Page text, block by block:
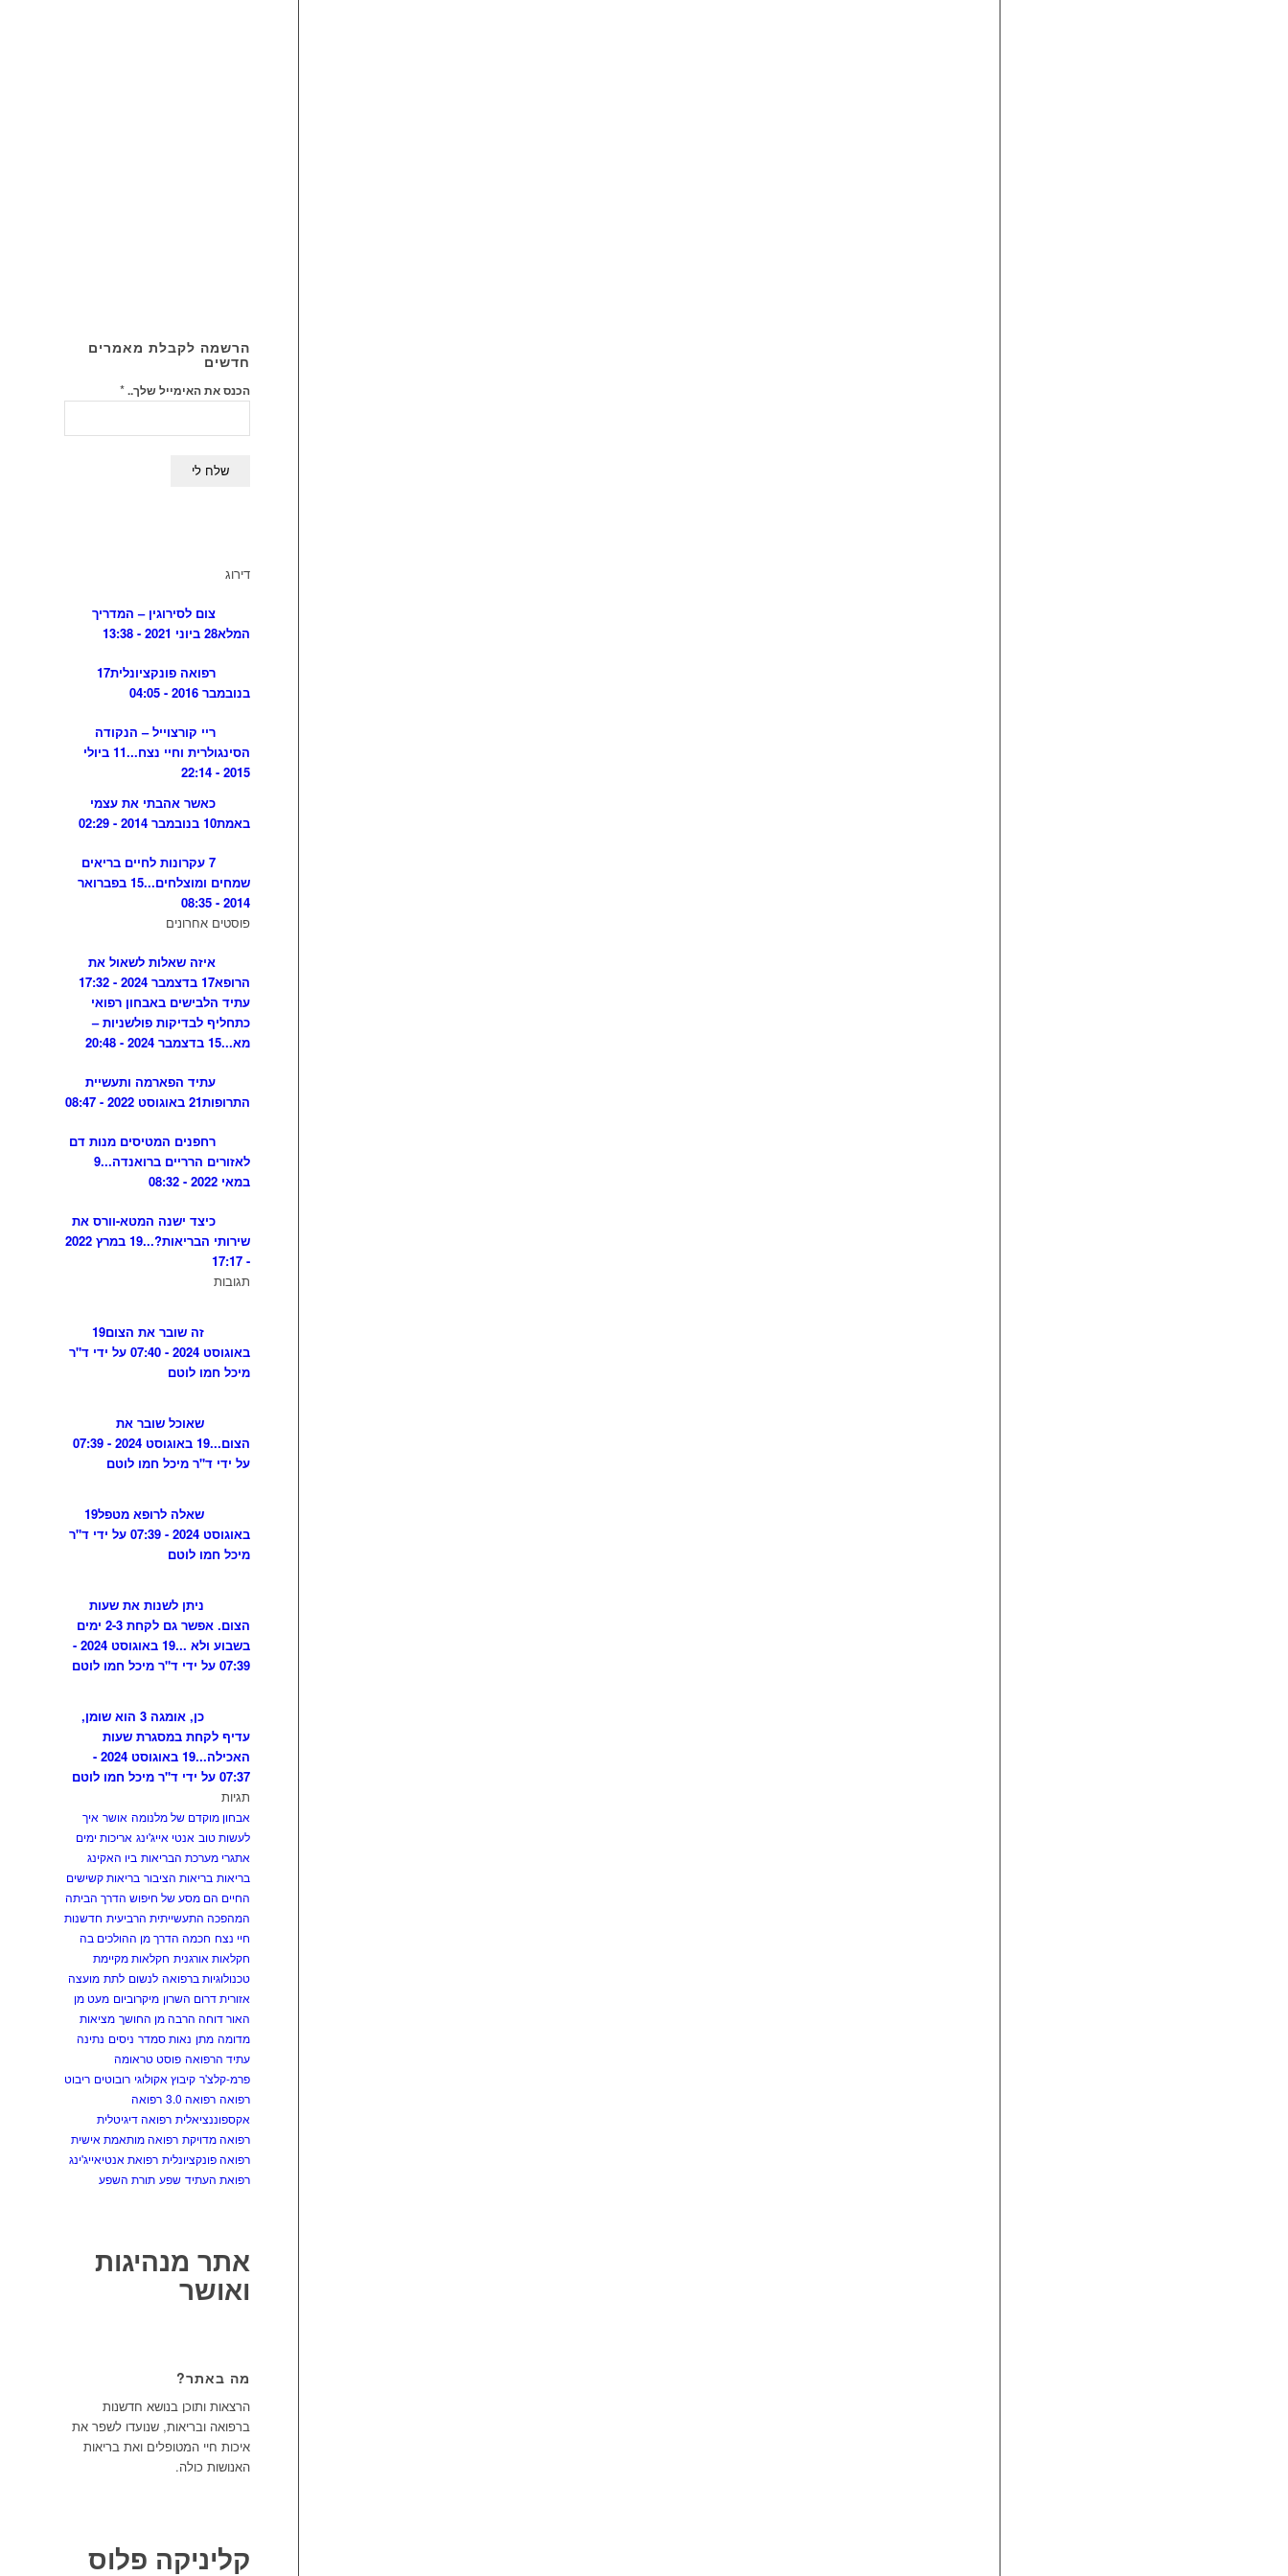
הרשמה לקבלת מאמרים
חדשים
הכנס את האימייל שלך..*
דירוג
צום לסירוגין – המדריך
המלא28 ביוני 2021 - 13:38
רפואה פונקציונלית17
בנובמבר 2016 - 04:05
ריי קורצוייל – הנקודה
הסינגולרית וחיי נצח...
11 ביולי
2015 - 22:14
כאשר אהבתי את עצמי
באמת10 בנובמבר 2014 - 02:29
7 עקרונות לחיים בריאים
שמחים ומוצלחים...
15 בפברואר
2014 - 08:35
פוסטים אחרונים
איזה שאלות לשאול את
הרופא17 בדצמבר 2024 - 17:32
עתיד הלבישים באבחון רפואי
כתחליף לבדיקות פולשניות –
מא...15 בדצמבר 2024 - 20:48
עתיד הפארמה ותעשיית
התרופות21 באוגוסט 2022 - 08:47
רחפנים המטיסים מנות דם
לאזורים הרריים ברואנדה...9
במאי 2022 - 08:32
כיצד ישנה המטא-וורס את
שירותי הבריאות?...
19 במרץ 2022
- 17:17
תגובות
זה שובר את הצום19
באוגוסט 2024 - 07:40 על ידי ד"ר
מיכל חמו לוטם
שאוכל שובר את
הצום...
19 באוגוסט 2024 - 07:39
על ידי ד"ר מיכל חמו לוטם
שאלה לרופא מטפל19
באוגוסט 2024 - 07:39 על ידי ד"ר
מיכל חמו לוטם
ניתן לשנות את שעות
הצום. אפשר גם לקחת 2-3 ימים
בשבוע ולא ...
19 באוגוסט 2024 -
07:39 על ידי ד"ר מיכל חמו לוטם
כן, אומגה 3 הוא שומן,
עדיף לקחת במסגרת שעות
האכילה...
19 באוגוסט 2024 -
07:37 על ידי ד"ר מיכל חמו לוטם
תגיות
אבחון מוקדם של מלנומה אושר איך
לעשות טוב אנטי אייג'ינג אריכות ימים
אתגרי מערכת הבריאות ביו האקינג
בריאות בריאות הציבור בריאות קשישים
החיים הם מסע של חיפוש הדרך הביתה
המהפכה התעשייתית הרביעית חדשנות
חיי נצח חכמה הדרך מן ההולכים בה
חקלאות אורגנית חקלאות מקיימת
טכנולוגיות ברפואה לנשום לתת מועצה
אזורית דרום השרון מיקרוביום מעט מן
האור דוחה הרבה מן החושך מציאות
מדומה מתן נאות סמדר ניסים נתינה
עתיד הרפואה פוסט טראומה
פרמ-קלצ'ר קיבוץ אקולוגי רובוטים ריבוט
רפואה רפואה 3.0
רפואה
אקספוננציאלית רפואה דיגיטלית
רפואה מדויקת רפואה מותאמת אישית
רפואה פונקציונלית רפואת אנטיאייג'ינג
רפואת העתיד שפע תורת השפע
אתר מנהיגות
ואושר
מה באתר?
הרצאות ותוכן בנושא חדשנות
ברפואה ובריאות, שנועדו לשפר את
איכות חיי המטופלים ואת בריאות
האנושות כולה.
קליניקה פלוס